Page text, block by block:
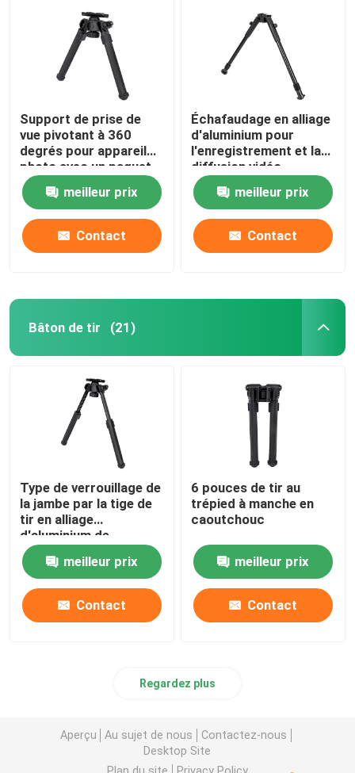
Support de prise de
vue pivotant à 360
degrés pour appareil
photo avec un paquet
de support de prise de
vue
meilleur prix
Contact
Échafaudage en alliage
d'aluminium pour
l'enregistrement et la
diffusion vidéo
professionnels
meilleur prix
Contact
Bâton de tir (21)
Type de verrouillage de
la jambe par la tige de
tir en alliage
d'aluminium de
caoutchouc de nylon
meilleur prix
Contact
6 pouces de tir au
trépied à manche en
caoutchouc
meilleur prix
Contact
Regardez plus
Aperçu Au sujet de nous
Contactez-nous
Desktop Site
Plan du site
Privacy Policy